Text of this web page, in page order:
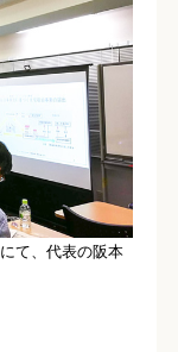
にて、代表の阪本